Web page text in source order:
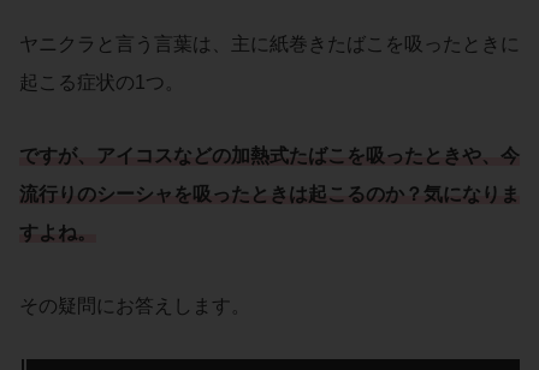
ヤニクラと言う言葉は、主に紙巻きたばこを吸ったときに
起こる症状の1つ。
ですが、 アイコスなどの加熱式たばこ を吸ったときや、今
流行り のシーシャ を吸ったときは起こるのか？気になりま
すよね。
その疑問にお答えします。